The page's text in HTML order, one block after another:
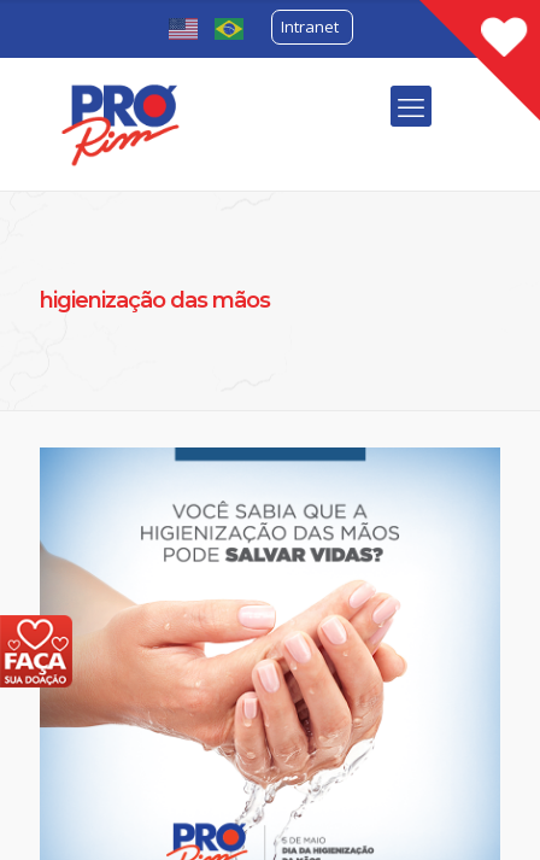
Intranet
higienização das mãos